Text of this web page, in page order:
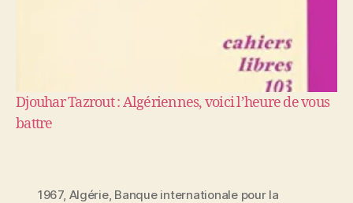
Djouhar Tazrout : Algériennes, voici l’heure de vous
battre
1967, Algérie, Banque internationale pour la